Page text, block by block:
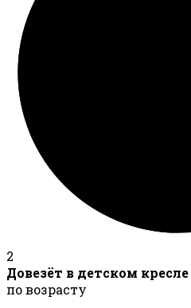
2
Довезёт в детском кресле
по возрасту